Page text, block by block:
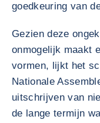
goedkeuring van
Gezien deze
onmogelijk maakt
vormen, lijkt het
Nationale
uitschrijven van
de lange termijn